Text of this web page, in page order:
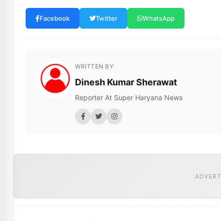
Facebook Twitter WhatsApp
WRITTEN BY
Dinesh Kumar Sherawat
Reporter At Super Haryana News